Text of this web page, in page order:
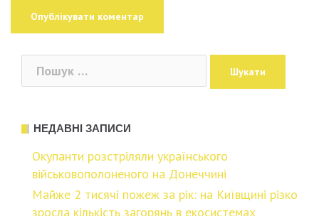
Пошук:
НЕДАВНІ ЗАПИСИ
Окупанти розстріляли українського
військовополоненого на Донеччині
Майже 2 тисячі пожеж за рік: на Київщині різко
зросла кількість загорянь в екосистемах